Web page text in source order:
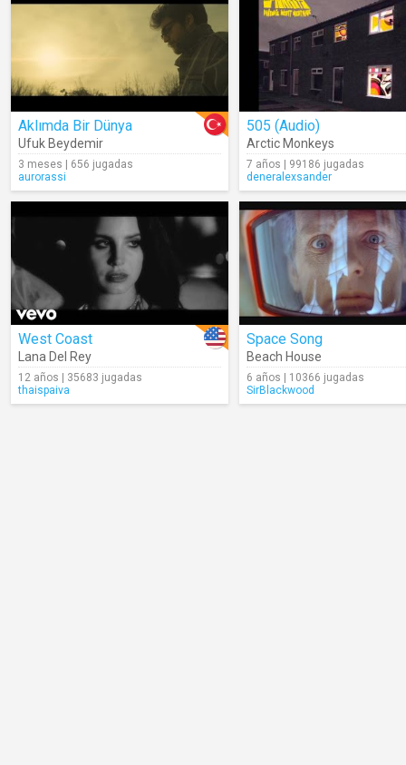
Aklımda Bir Dünya
Ufuk Beydemir
3 meses | 656 jugadas
aurorassi
505 (Audio)
Arctic Monkeys
7 años | 99186 jugadas
deneralexsander
West Coast
Lana Del Rey
12 años | 35683 jugadas
thaispaiva
Space Song
Beach House
6 años | 10366 jugadas
SirBlackwood